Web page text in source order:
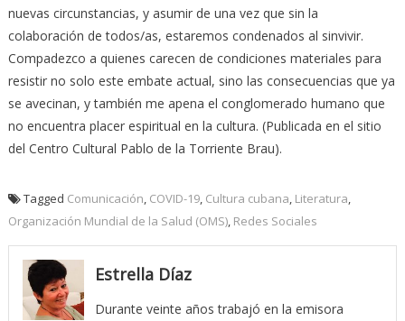
nuevas circunstancias, y asumir de una vez que sin la
colaboración de todos/as, estaremos condenados al sinvivir.
Compadezco a quienes carecen de condiciones materiales para
resistir no solo este embate actual, sino las consecuencias que ya
se avecinan, y también me apena el conglomerado humano que
no encuentra placer espiritual en la cultura. (Publicada en el sitio
del Centro Cultural Pablo de la Torriente Brau).
Tagged Comunicación COVID-19, Cultura cubana Literatura
Organización Mundial de la Salud (OMS), Redes Sociales
Estrella Díaz
Durante veinte años trabajó en la emisora